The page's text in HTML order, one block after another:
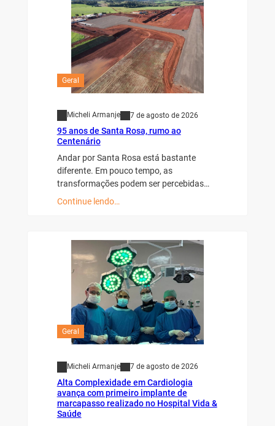
Geral
Micheli Armanje 7 de agosto de 2026
95 anos de Santa Rosa, rumo ao
Centenário
Andar por Santa Rosa está bastante
diferente. Em pouco tempo, as
transformações podem ser percebidas…
Continue lendo…
Geral
Micheli Armanje 7 de agosto de 2026
Alta Complexidade em Cardiologia
avança com primeiro implante de
marcapasso realizado no Hospital Vida &
Saúde